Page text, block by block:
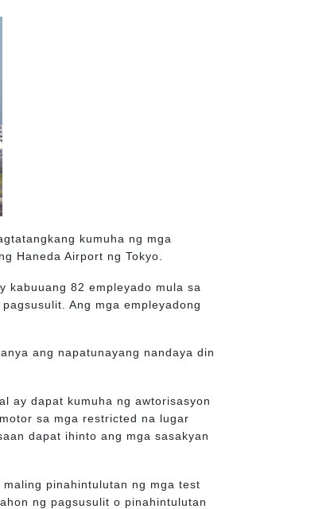
kumuha ng mga
Haneda Airport ng Tokyo.
kabuuang 82 empleyado mula sa
Ang mga empleyadong
ang napatunayang nandaya din
ay dapat kumuha ng awtorisasyon
sa mga restricted na lugar
dapat ihinto ang mga sasakyan
pinahintulutan ng mga test
ng pagsusulit o pinahintulutan